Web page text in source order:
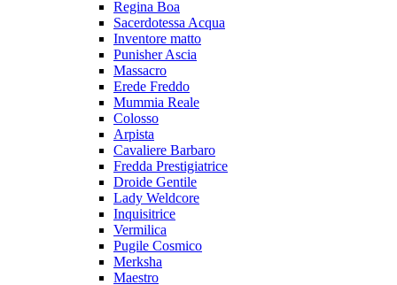
Regina Boa
Sacerdotessa Acqua
Inventore matto
Punisher Ascia
Massacro
Erede Freddo
Mummia Reale
Colosso
Arpista
Cavaliere Barbaro
Fredda Prestigiatrice
Droide Gentile
Lady Weldcore
Inquisitrice
Vermilica
Pugile Cosmico
Merksha
Maestro